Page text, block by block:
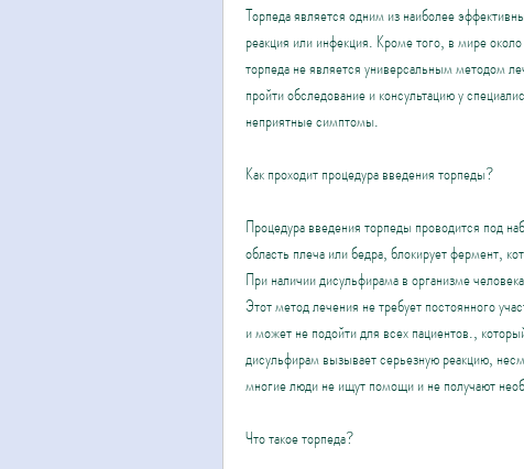
Торпеда является одним из наиболее
реакция или инфекция. Кроме того, в мире
торпеда не является универсальным методом
пройти обследование и консультацию у
неприятные симптомы.
Как проходит процедура введения торпеды?
Процедура введения торпеды проводится под
область плеча или бедра, блокирует фермент,
При наличии дисульфирама в организме
Этот метод лечения не требует постоянного
и может не подойти для всех пациентов.,
дисульфирам вызывает серьезную реакцию,
многие люди не ищут помощи и не получают
Что такое торпеда?